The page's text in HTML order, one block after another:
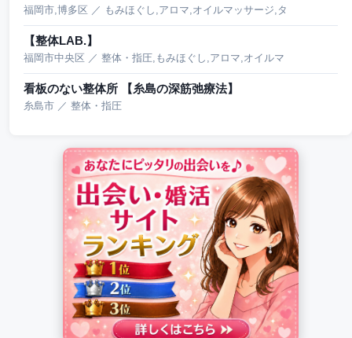
福岡市,博多区 ／ もみほぐし,アロマ,オイルマッサージ,タ
【整体LAB.】
福岡市中央区 ／ 整体・指圧,もみほぐし,アロマ,オイルマ
看板のない整体所 【糸島の深筋弛療法】
糸島市 ／ 整体・指圧